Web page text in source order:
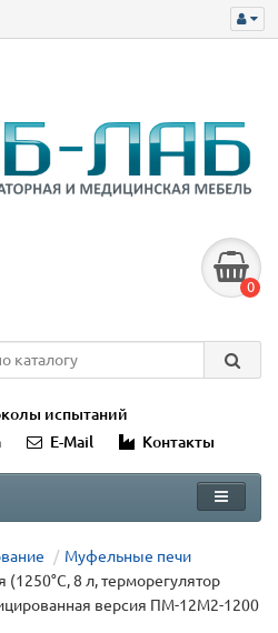
0
испытаний
E-Mail Контакты
Муфельные печи
8 л, терморегулятор
версия ПМ-12М2-1200